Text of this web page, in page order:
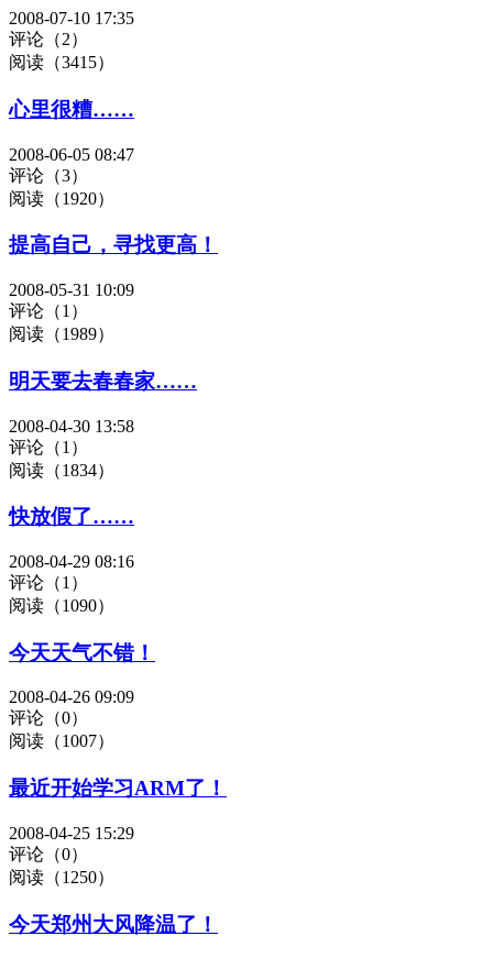
2008-07-10 17:35
评论（2）
阅读（3415）
心里很糟……
2008-06-05 08:47
评论（3）
阅读（1920）
提高自己，寻找更高！
2008-05-31 10:09
评论（1）
阅读（1989）
明天要去春春家……
2008-04-30 13:58
评论（1）
阅读（1834）
快放假了……
2008-04-29 08:16
评论（1）
阅读（1090）
今天天气不错！
2008-04-26 09:09
评论（0）
阅读（1007）
最近开始学习ARM了！
2008-04-25 15:29
评论（0）
阅读（1250）
今天郑州大风降温了！